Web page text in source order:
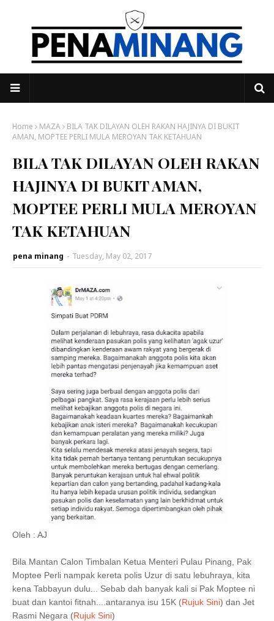
Home MAZA
BILA TAK DILAYAN OLEH RAKAN HAJINYA DI BUKIT
AMAN, MOPTEE PERLI MULA MEROYAN TAK KETAHUAN
BILA TAK DILAYAN OLEH RAKAN
HAJINYA DI BUKIT AMAN,
MOPTEE PERLI MULA MEROYAN
TAK KETAHUAN
pena minang - Tuesday, May 02, 2017
Oleh : AJ
Bila Mantan Calon Timbalan Ketua Menteri Pulau Pinang, Pak
Moptee Perli nampak kereta polis Uzur di satu lebuhraya, kita
kena Tabbayun dulu... Sebab dah banyak kali si Pak Moptee ni
buat dan kantoi fitnah....antaranya isu 15K (Rujuk Sini) dan Jet
Rasmi Negara (Rujuk Sini)